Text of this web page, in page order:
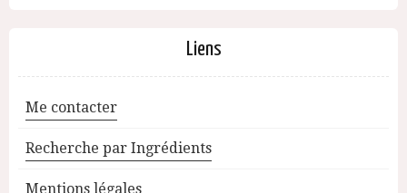
Liens
Me contacter
Recherche par Ingrédients
Mentions légales